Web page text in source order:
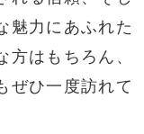
魅力にあふれた
はもちろん、
ぜひ一度訪れて